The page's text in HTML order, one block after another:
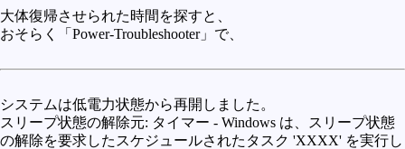
大体復帰させられた時間を探すと、
おそらく「Power-Troubleshooter」で、
システムは低電力状態から再開しました。
スリープ状態の解除元: タイマー - Windows は、スリープ状態
の解除を要求したスケジュールされたタスク 'XXXX' を実行し